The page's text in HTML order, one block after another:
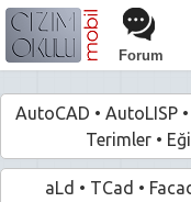
Forum
AutoCAD • AutoLISP •
Terimler •
aLd • TCad •